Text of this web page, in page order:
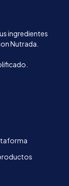
ingredientes
Nutrada.